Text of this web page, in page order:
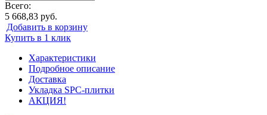
Всего:
5 668,83 руб.
Добавить в корзину
Купить в 1 клик
Характеристики
Подробное описание
Доставка
Укладка SPC-плитки
АКЦИЯ!